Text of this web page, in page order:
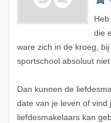
die
ware zich in de kroeg,
sportschool absoluut
Dan kunnen de
date van je leven of vind
liefdesmakelaars kan